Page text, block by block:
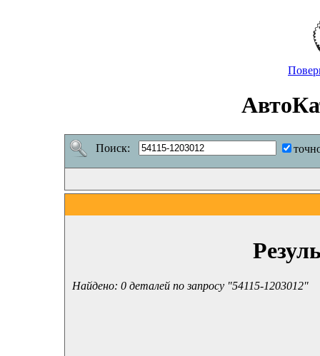
Поиск:
Найдено: 0 деталей по запросу "54115-1203012"